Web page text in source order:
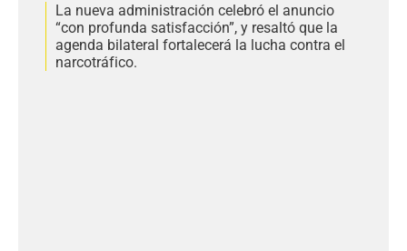
La nueva administración celebró el anuncio
“con profunda satisfacción”, y resaltó que la
agenda bilateral fortalecerá la lucha contra el
narcotráfico.